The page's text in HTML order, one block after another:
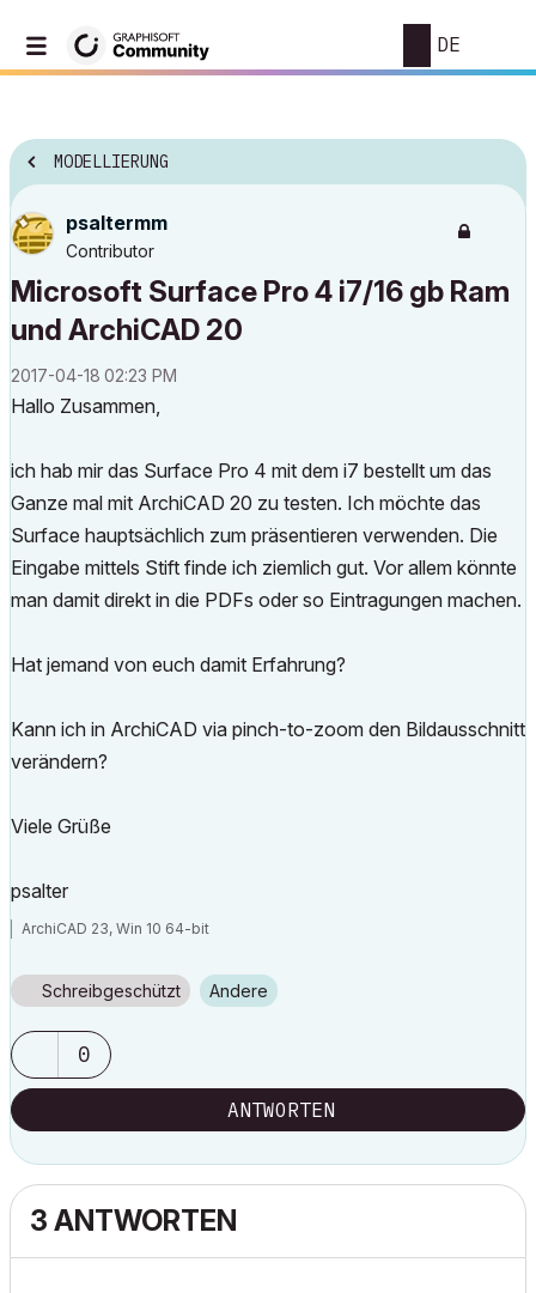
DE
MODELLIERUNG
psaltermm
Contributor
Microsoft Surface Pro 4 i7/16 gb Ram
und ArchiCAD 20
‎2017-04-18 02:23 PM
Hallo Zusammen,
ich hab mir das Surface Pro 4 mit dem i7 bestellt um das
Ganze mal mit ArchiCAD 20 zu testen. Ich möchte das
Surface hauptsächlich zum präsentieren verwenden. Die
Eingabe mittels Stift finde ich ziemlich gut. Vor allem könnte
man damit direkt in die PDFs oder so Eintragungen machen.
Hat jemand von euch damit Erfahrung?
Kann ich in ArchiCAD via pinch-to-zoom den Bildausschnitt
verändern?
Viele Grüße
psalter
ArchiCAD 23, Win 10 64-bit
Schreibgeschützt Andere
0
ANTWORTEN
3 ANTWORTEN